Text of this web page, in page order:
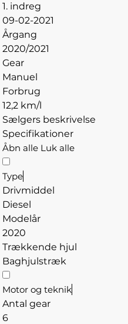
1. indreg
09-02-2021
Årgang
2020/2021
Gear
Manuel
Forbrug
12,2 km/l
Sælgers beskrivelse
Specifikationer
Åbn alle Luk alle
Type
Drivmiddel
Diesel
Modelår
2020
Trækkende hjul
Baghjulstræk
Motor og teknik
Antal gear
6